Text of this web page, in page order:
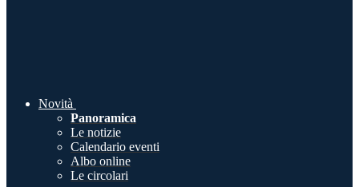
Novità
Panoramica
Le notizie
Calendario eventi
Albo online
Le circolari